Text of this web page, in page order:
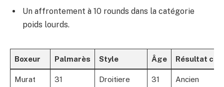
Un affrontement à 10 rounds dans la catégorie
poids lourds.
Boxeur Palmarès Style Âge Résultat clé
Murat
31
Droitiere
31
Ancien